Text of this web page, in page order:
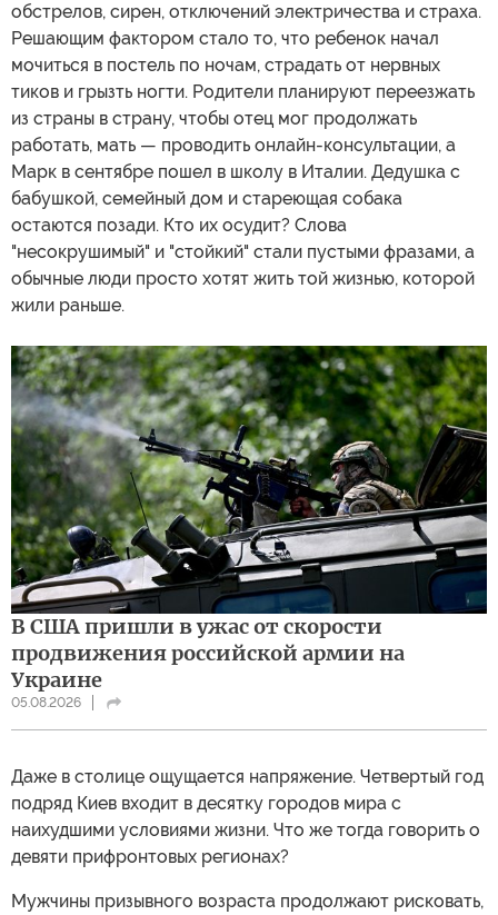
обстрелов, сирен, отключений электричества и страха.
Решающим фактором стало то, что ребенок начал
мочиться в постель по ночам, страдать от нервных
тиков и грызть ногти. Родители планируют переезжать
из страны в страну, чтобы отец мог продолжать
работать, мать — проводить онлайн-консультации, а
Марк в сентябре пошел в школу в Италии. Дедушка с
бабушкой, семейный дом и стареющая собака
остаются позади. Кто их осудит? Слова
"несокрушимый" и "стойкий" стали пустыми фразами, а
обычные люди просто хотят жить той жизнью, которой
жили раньше.
В США пришли в ужас от скорости
продвижения российской армии на
Украине
05.08.2026
Даже в столице ощущается напряжение. Четвертый год
подряд Киев входит в десятку городов мира с
наихудшими условиями жизни. Что же тогда говорить о
девяти прифронтовых регионах?
Мужчины призывного возраста продолжают рисковать,